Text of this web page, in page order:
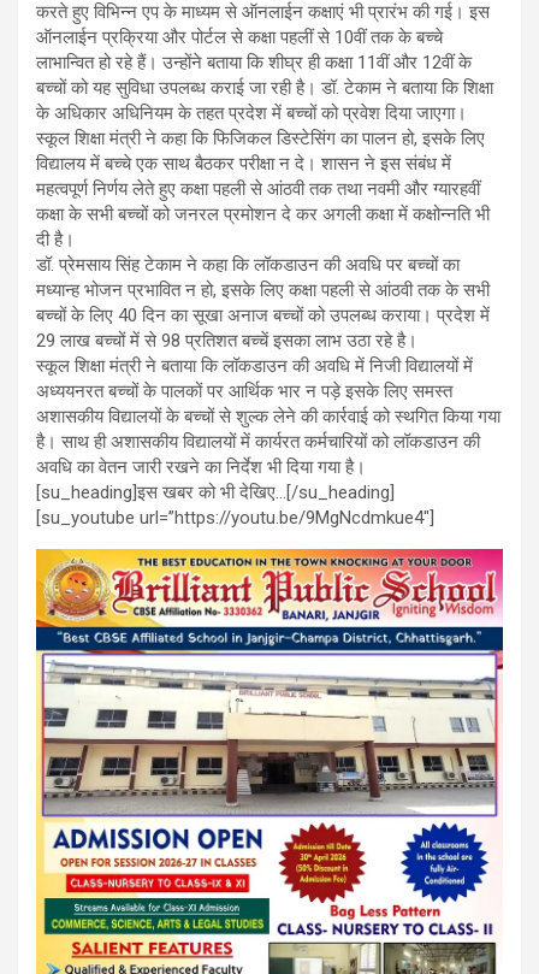
करते हुए विभिन्न एप के माध्यम से ऑनलाईन कक्षाएं भी प्रारंभ की गई। इस
ऑनलाईन प्रक्रिया और पोर्टल से कक्षा पहलीं से 10वीं तक के बच्चे
लाभान्वित हो रहे हैं। उन्होंने बताया कि शीघ्र ही कक्षा 11वीं और 12वीं के
बच्चों को यह सुविधा उपलब्ध कराई जा रही है। डॉ. टेकाम ने बताया कि शिक्षा
के अधिकार अधिनियम के तहत प्रदेश में बच्चों को प्रवेश दिया जाएगा।
स्कूल शिक्षा मंत्री ने कहा कि फिजिकल डिस्टेसिंग का पालन हो, इसके लिए
विद्यालय में बच्चे एक साथ बैठकर परीक्षा न दे। शासन ने इस संबंध में
महत्वपूर्ण निर्णय लेते हुए कक्षा पहली से आंठवी तक तथा नवमी और ग्यारहवीं
कक्षा के सभी बच्चों को जनरल प्रमोशन दे कर अगली कक्षा में कक्षोन्नति भी
दी है।
डॉ. प्रेमसाय सिंह टेकाम ने कहा कि लॉकडाउन की अवधि पर बच्चों का
मध्यान्ह भोजन प्रभावित न हो, इसके लिए कक्षा पहली से आंठवी तक के सभी
बच्चों के लिए 40 दिन का सूखा अनाज बच्चों को उपलब्ध कराया। प्रदेश में
29 लाख बच्चों में से 98 प्रतिशत बच्चें इसका लाभ उठा रहे है।
स्कूल शिक्षा मंत्री ने बताया कि लॉकडाउन की अवधि में निजी विद्यालयों में
अध्ययनरत बच्चों के पालकों पर आर्थिक भार न पड़े इसके लिए समस्त
अशासकीय विद्यालयों के बच्चों से शुल्क लेने की कार्रवाई को स्थगित किया गया
है। साथ ही अशासकीय विद्यालयों में कार्यरत कर्मचारियों को लॉकडाउन की
अवधि का वेतन जारी रखने का निर्देश भी दिया गया है।
[su_heading]इस खबर को भी देखिए…[/su_heading]
[su_youtube url=”https://youtu.be/9MgNcdmkue4″]